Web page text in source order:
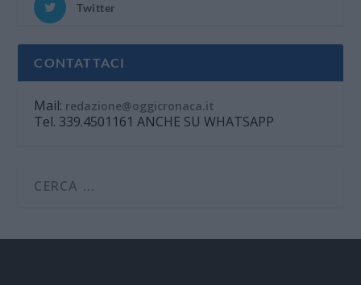
Twitter
CONTATTACI
Mail: redazione@oggicronaca.it
Tel. 339.4501161 ANCHE SU WHATSAPP